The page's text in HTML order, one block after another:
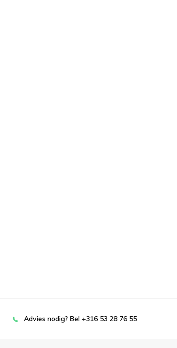
Advies nodig? Bel +316 53 28 76 55